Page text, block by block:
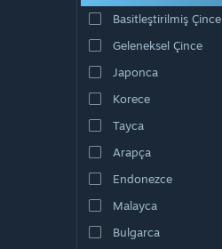
Basitleştirilmiş Çince
Geleneksel Çince
Japonca
Korece
Tayca
Arapça
Endonezce
Malayca
Bulgarca